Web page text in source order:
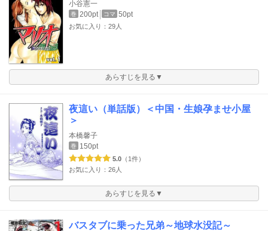
小谷憲一
巻 200pt コマ 50pt
お気に入り：29人
あらすじを見る▼
夜這い（単話版）＜中国・生娘孕ませ小屋
＞
本橋馨子
巻 150pt
5.0 （1件）
お気に入り：26人
あらすじを見る▼
バスタブに乗った兄弟～地球水没記～